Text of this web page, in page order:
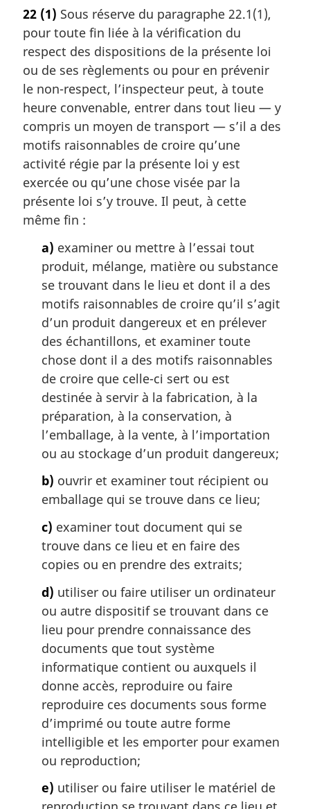
t
e
m
a
g
i
n
a
e
:
22 (1) Sous réserve du paragraphe 22.1(1),
pour toute fin liée à la vérification du
respect des dispositions de la présente loi
ou de ses règlements ou pour en prévenir
le non-respect, l’inspecteur peut, à toute
heure convenable, entrer dans tout lieu — y
compris un moyen de transport — s’il a des
motifs raisonnables de croire qu’une
activité régie par la présente loi y est
exercée ou qu’une chose visée par la
présente loi s’y trouve. Il peut, à cette
même fin :
a) examiner ou mettre à l’essai tout
produit, mélange, matière ou substance
se trouvant dans le lieu et dont il a des
motifs raisonnables de croire qu’il s’agit
d’un produit dangereux et en prélever
des échantillons, et examiner toute
chose dont il a des motifs raisonnables
de croire que celle-ci sert ou est
destinée à servir à la fabrication, à la
préparation, à la conservation, à
l’emballage, à la vente, à l’importation
ou au stockage d’un produit dangereux;
b) ouvrir et examiner tout récipient ou
emballage qui se trouve dans ce lieu;
c) examiner tout document qui se
trouve dans ce lieu et en faire des
copies ou en prendre des extraits;
d) utiliser ou faire utiliser un ordinateur
ou autre dispositif se trouvant dans ce
lieu pour prendre connaissance des
documents que tout système
informatique contient ou auxquels il
donne accès, reproduire ou faire
reproduire ces documents sous forme
d’imprimé ou toute autre forme
intelligible et les emporter pour examen
ou reproduction;
e) utiliser ou faire utiliser le matériel de